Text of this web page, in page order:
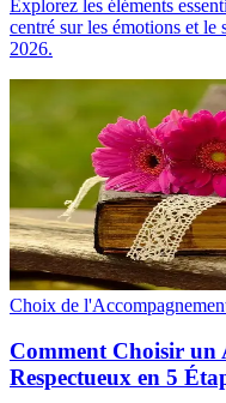
Explorez les éléments
centré sur les émotions et
2026.
Choix de
Comment Choisir un
Respectueux en 5